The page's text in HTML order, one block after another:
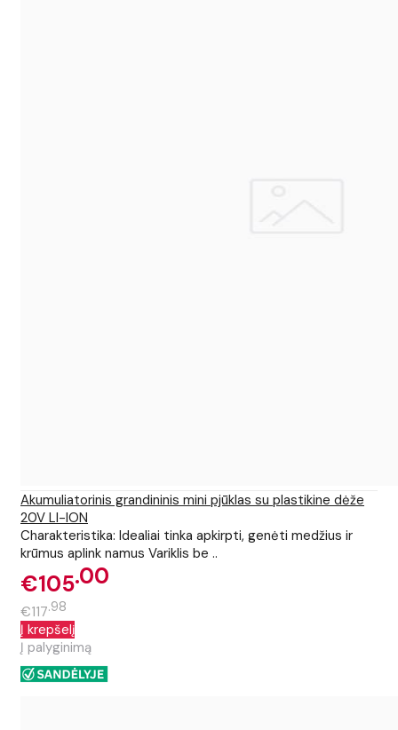
Akumuliatorinis grandininis mini pjūklas su plastikine dėže
20V LI-ION
Charakteristika: Idealiai tinka apkirpti, genėti medžius ir
krūmus aplink namus Variklis be ..
€10500
€117 98
Į krepšelį
Į palyginimą